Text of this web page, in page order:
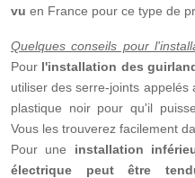
vu en France pour ce type de
Quelques conseils pour
Pour l'installation des
utiliser des serre-joints
plastique noir pour qu'il
Vous les trouverez facilement
Pour une installation
électrique peut être